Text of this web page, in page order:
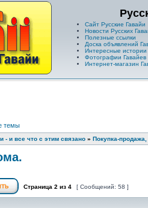
Сайт Русские Гавайи
Новости Русских
Полезные ссылки
Доска объявлений
Интересные истории
Фотографии Гавайев
Интернет-магазин
темы
- и все что с этим связано » Покупка-
Страница 2 из 4 [ Сообщений: 58 ]